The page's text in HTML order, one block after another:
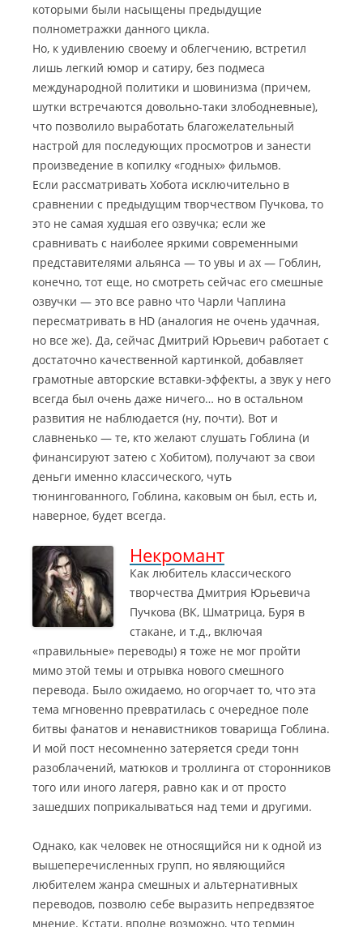
которыми были насыщены предыдущие
полнометражки данного цикла.
Но, к удивлению своему и облегчению, встретил
лишь легкий юмор и сатиру, без подмеса
международной политики и шовинизма (причем,
шутки встречаются довольно-таки злободневные),
что позволило выработать благожелательный
настрой для последующих просмотров и занести
произведение в копилку «годных» фильмов.
Если рассматривать Хобота исключительно в
сравнении с предыдущим творчеством Пучкова, то
это не самая худшая его озвучка; если же
сравнивать с наиболее яркими современными
представителями альянса — то увы и ах — Гоблин,
конечно, тот еще, но смотреть сейчас его смешные
озвучки — это все равно что Чарли Чаплина
пересматривать в HD (аналогия не очень удачная,
но все же). Да, сейчас Дмитрий Юрьевич работает с
достаточно качественной картинкой, добавляет
грамотные авторские вставки-эффекты, а звук у него
всегда был очень даже ничего… но в остальном
развития не наблюдается (ну, почти). Вот и
славненько — те, кто желают слушать Гоблина (и
финансируют затею с Хобитом), получают за свои
деньги именно классического, чуть
тюнингованного, Гоблина, каковым он был, есть и,
наверное, будет всегда.
Некромант
Как любитель классического
творчества Дмитрия Юрьевича
Пучкова (ВК, Шматрица, Буря в
стакане, и т.д., включая
«правильные» переводы) я тоже не мог пройти
мимо этой темы и отрывка нового смешного
перевода. Было ожидаемо, но огорчает то, что эта
тема мгновенно превратилась с очередное поле
битвы фанатов и ненавистников товарища Гоблина.
И мой пост несомненно затеряется среди тонн
разоблачений, матюков и троллинга от сторонников
того или иного лагеря, равно как и от просто
зашедших поприкалываться над теми и другими.
Однако, как человек не относящийся ни к одной из
вышеперечисленных групп, но являющийся
любителем жанра смешных и альтернативных
переводов, позволю себе выразить непредвзятое
мнение. Кстати, вполне возможно, что термин